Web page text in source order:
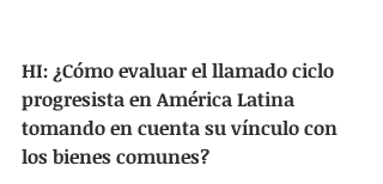
HI: ¿Cómo evaluar el llamado ciclo
progresista en América Latina
tomando en cuenta su vínculo con
los bienes comunes?